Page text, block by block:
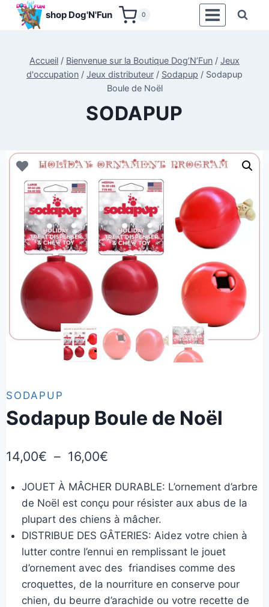
Aller
shop Dog'N'Fun 0
Accueil / Bienvenue sur la Boutique Dog’N’Fun / Jeux
d'occupation / Jeux distributeur / Sodapup / Sodapup
Boule de Noël
SODAPUP
SODAPUP
Sodapup Boule de Noël
14,00€ – 16,00€
prix :
14,00€
à
16,00€
JOUET À MÂCHER DURABLE: L’ornement d’arbre
de Noël est conçu pour résister aux abus de la
plupart des chiens à mâcher.
DISTRIBUE DES GÂTERIES: Aidez votre chien à
lutter contre l’ennui en remplissant le jouet
d’ornement avec des friandises comme des
croquettes, de la nourriture en conserve pour
chien, du beurre d’arachide ou votre recette de